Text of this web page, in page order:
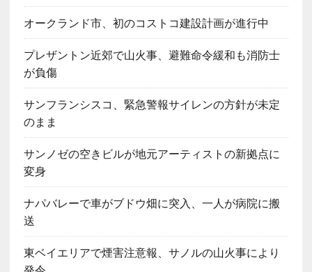
オークランド市、初のコストコ建設計画が進行中
プレザントン近郊で山火事、避難命令緩和も消防士
が負傷
サンフランシスコ、緊急警報サイレンの方針が未定
のまま
サンノゼの空きビルが地元アーティストの新拠点に
変身
ナパバレーで車がブドウ畑に突入、一人が病院に搬
送
東ベイエリアで煙害注意報、サノルの山火事により